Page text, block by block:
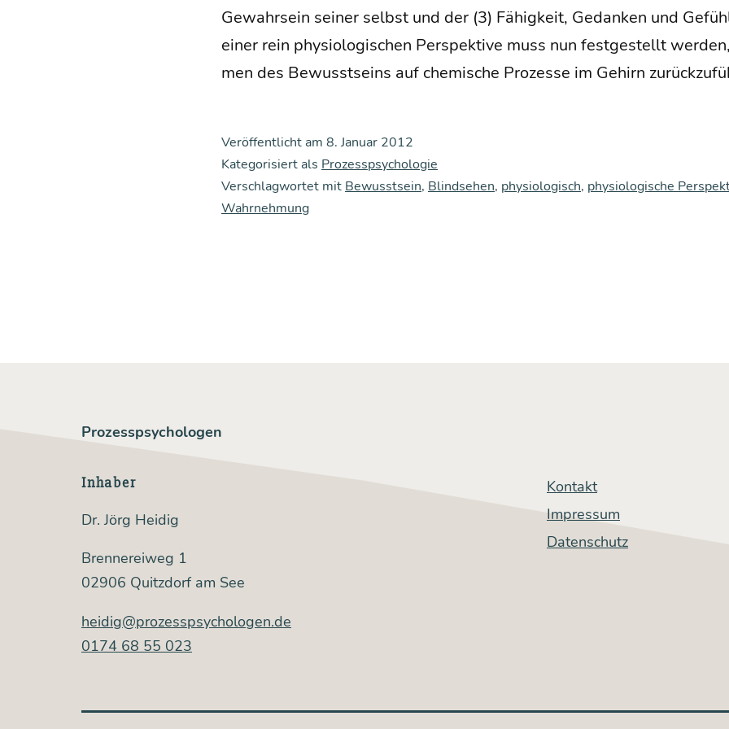
Gewahr­sein sei­ner selbst und der (3) Fähig­keit, Gedan­ken und
einer rein phy­sio­lo­gi­schen Per­spek­ti­ve muss nun fest­ge­stellt
men des Bewusst­seins auf che­mi­sche Pro­zes­se im Gehirn
Veröffentlicht am 8. Januar 2012
Kategorisiert als Prozesspsychologie
Verschlagwortet mit Bewusstsein, Blindsehen, physiologisch, physiologische
Wahrnehmung
Prozesspsychologen
Inhaber
Dr. Jörg Heidig
Brennereiweg 1
02906 Quitzdorf am See
heidig@prozesspsychologen.de
0174 68 55 023
Kontakt
Impressum
Datenschutz